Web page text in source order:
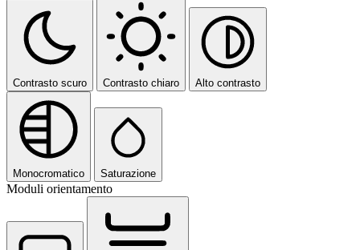
Contrasto scuro Contrasto chiaro Alto contrasto
Monocromatico Saturazione
Moduli orientamento